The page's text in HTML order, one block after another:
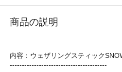
商品の説明
内容：ウェザリングスティック
----------------------------------------